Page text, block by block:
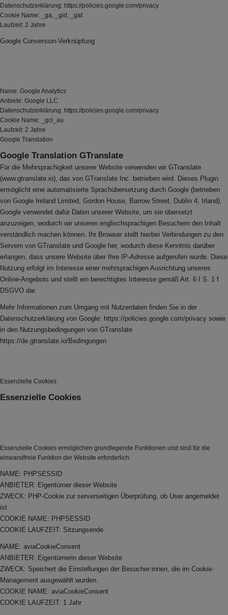
Datenschutzerklärung: https://policies.google.com/privacy
Cookie Name: _ga, _gid, _gat
Laufzeit: 2 Jahre
Google Conversion-Verknüpfung
Name: Google Analytics
Anbiete: Google LLC
Datenschutzerklärung: https://policies.google.com/privacy
Cookie Name: _gcl_au
Laufzeit: 2 Jahre
Google Translation
Google Translation GTranslate
Für die Mehrsprachigkeit unserer Website verwenden wir GTranslate
(www.gtranslate.io), das von GTranslate Inc. betrieben wird. Dieses Plugin
ermöglicht eine automatisierte Sprachübersetzung durch Google (betrieben
von Google Ireland Limited, Gordon House, Barrow Street, Dublin 4, Irland).
Google verwendet dafür Daten unserer Website, um sie übersetzt
anzuzeigen, wodurch wir unseren englischsprachigen Besuchern den Inhalt
verständlich machen können. Ihr Browser stellt hierbei Verbindungen zu den
Servern von GTranslate und Google her, wodurch diese Kenntnis darüber
erlangen, dass unsere Website über Ihre IP-Adresse aufgerufen wurde. Diese
Nutzung erfolgt im Interesse einer mehrsprachigen Ausrichtung unseres
Online-Angebots und stellt ein berechtigtes Interesse gemäß Art. 6 I S. 1 f
DSGVO dar.
Mehr Informationen zum Umgang mit Nutzerdaten finden Sie in der
Datenschutzerklärung von Google: https://policies.google.com/privacy sowie
in den Nutzungsbedingungen von GTranslate
https://de.gtranslate.io/Bedingungen
Essenzielle Cookies
Essenzielle Cookies
Essenzielle Cookies ermöglichen grundlegende Funktionen und sind für die
einwandfreie Funktion der Website erforderlich.
NAME: PHPSESSID
ANBIETER: Eigentümer dieser Website
ZWECK: PHP-Cookie zur serverseitigen Überprüfung, ob User angemeldet
ist
COOKIE NAME: PHPSESSID
COOKIE LAUFZEIT: Sitzungsende
NAME: aviaCookieConsent
ANBIETER: Eigentümerin dieser Website
ZWECK: Speichert die Einstellungen der Besucher:innen, die im Cookie-
Management ausgewählt wurden.
COOKIE NAME: aviaCookieConsent
COOKIE LAUFZEIT: 1 Jahr